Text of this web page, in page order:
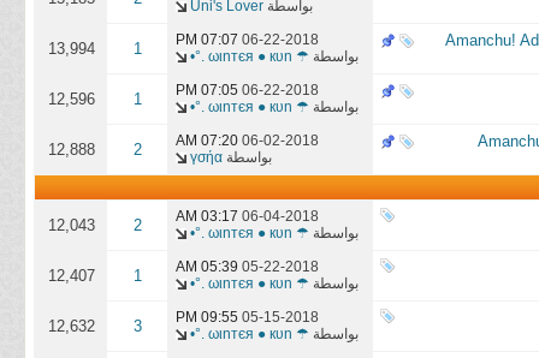
بواسطة Uni's Lover
06-22-2018
07:07 PM
بواسطة ☂ ωιnтєя ● кυn .°•
1
13,994
06-22-2018
07:05 PM
بواسطة ☂ ωιnтєя ● кυn .°•
1
12,596
06-02-2018
07:20 AM
بواسطة үσήα
2
12,888
06-04-2018
03:17 AM
بواسطة ☂ ωιnтєя ● кυn .°•
2
12,043
05-22-2018
05:39 AM
بواسطة ☂ ωιnтєя ● кυn .°•
1
12,407
05-15-2018
09:55 PM
بواسطة ☂ ωιnтєя ● кυn .°•
3
12,632